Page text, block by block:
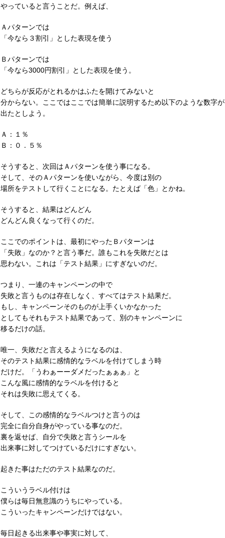
やっていると言うことだ。例えば、
Ａパターンでは
「今なら３割引」とした表現を使う
Ｂパターンでは
「今なら3000円割引」とした表現を使う。
どちらが反応がとれるかはふたを開けてみないと
分からない。ここではここでは簡単に説明するため以下のような数字が
出たとしよう。
Ａ：１％
Ｂ：０．５％
そうすると、次回はＡパターンを使う事になる。
そして、そのＡパターンを使いながら、今度は別の
場所をテストして行くことになる。たとえば「色」とかね。
そうすると、結果はどんどん
どんどん良くなって行くのだ。
ここでのポイントは、最初にやったＢパターンは
「失敗」なのか？と言う事だ。誰もこれを失敗だとは
思わない。これは「テスト結果」にすぎないのだ。
つまり、一連のキャンペーンの中で
失敗と言うものは存在しなく、すべてはテスト結果だ。
もし、キャンペーンそのものが上手くいかなかった
としてもそれもテスト結果であって、別のキャンペーンに
移るだけの話。
唯一、失敗だと言えるようになるのは、
そのテスト結果に感情的なラベルを付けてしまう時
だけだ。「うわぁーーダメだったぁぁぁ」と
こんな風に感情的なラベルを付けると
それは失敗に思えてくる。
そして、この感情的なラベルつけと言うのは
完全に自分自身がやっている事なのだ。
裏を返せば、自分で失敗と言うシールを
出来事に対してつけているだけにすぎない。
起きた事はただのテスト結果なのだ。
こういうラベル付けは
僕らは毎日無意識のうちにやっている。
こういったキャンペーンだけではない。
毎日起きる出来事や事実に対して、